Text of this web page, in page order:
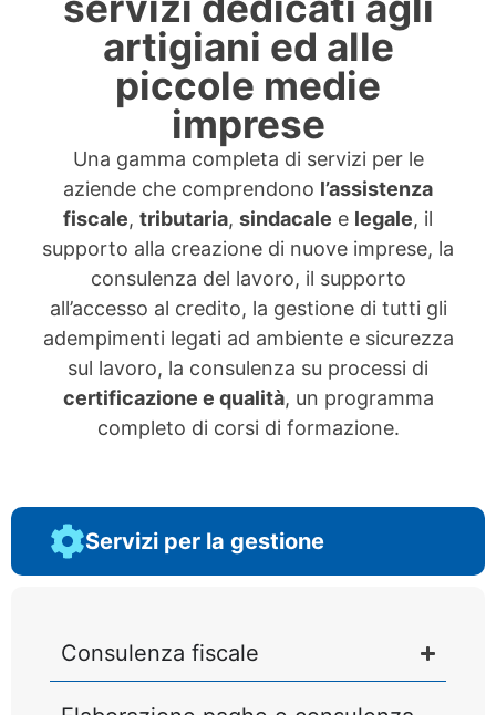
artigiani ed alle
piccole medie
imprese
Una gamma completa di servizi per le
aziende che comprendono l’assistenza
fiscale, tributaria, sindacale e legale, il
supporto alla creazione di nuove imprese, la
consulenza del lavoro, il supporto
all’accesso al credito, la gestione di tutti gli
adempimenti legati ad ambiente e sicurezza
sul lavoro, la consulenza su processi di
certificazione e qualità, un programma
completo di corsi di formazione.
Servizi per la gestione
Consulenza fiscale